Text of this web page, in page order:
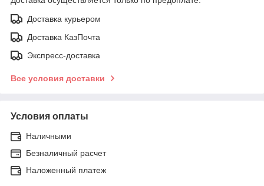
Доставка курьером
Доставка КазПочта
Экспресс-доставка
Все условия доставки
Условия оплаты
Наличными
Безналичный расчет
Наложенный платеж